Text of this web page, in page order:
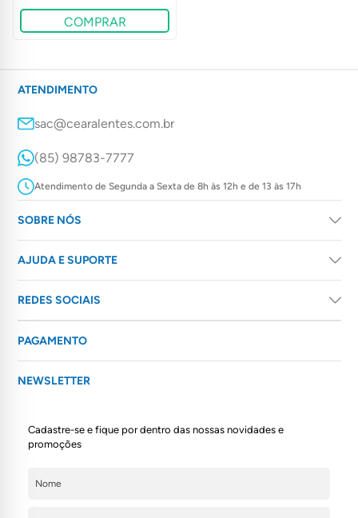
COMPRAR
ATENDIMENTO
sac@cearalentes.com.br
(85) 98783-7777
Atendimento de Segunda a Sexta de 8h às 12h e de 13 às 17h
SOBRE NÓS
AJUDA E SUPORTE
REDES SOCIAIS
PAGAMENTO
NEWSLETTER
Cadastre-se e fique por dentro das nossas novidades e
promoções